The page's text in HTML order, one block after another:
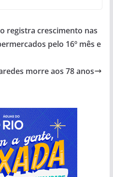
registra crescimento nas
pelo 16º mês e
morre aos 78 anos